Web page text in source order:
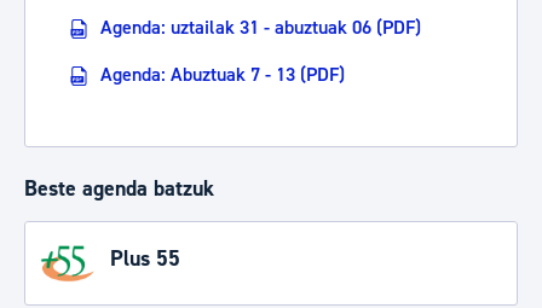
Agenda: uztailak 31 - abuztuak 06 (PDF)
Agenda: Abuztuak 7 - 13 (PDF)
Beste agenda batzuk
Plus 55